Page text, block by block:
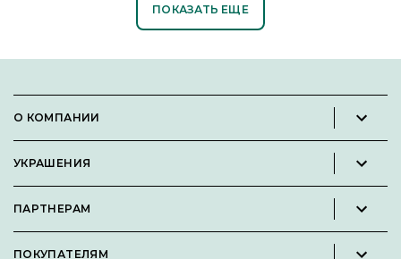
ПОКАЗАТЬ ЕЩЕ
О КОМПАНИИ
Вакансии
УКРАШЕНИЯ
Кольца
ПАРТНЕРАМ
ПОКУПАТЕЛЯМ